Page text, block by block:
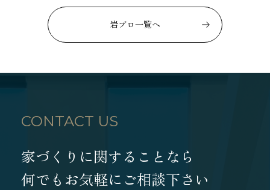
岩ブロ一覧へ
CONTACT US
家づくりに関することなら
何でもお気軽にご相談下さい